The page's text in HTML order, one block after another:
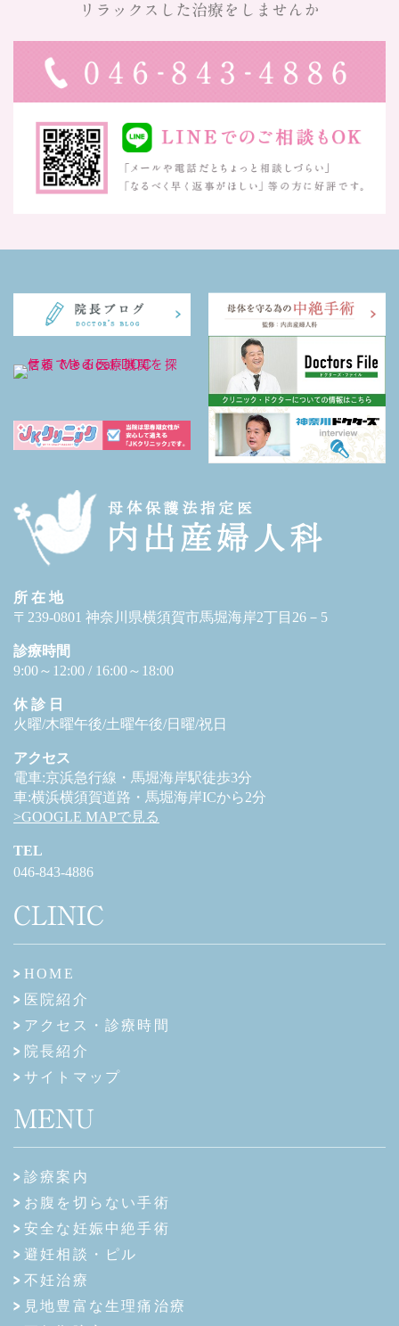
リラックスした治療をしませんか
所 在 地
〒239-0801 神奈川県横須賀市馬堀海岸2丁目26－5
診療時間
9:00～12:00 / 16:00～18:00
休 診 日
火曜/木曜午後/土曜午後/日曜/祝日
アクセス
電車:京浜急行線・馬堀海岸駅徒歩3分
車:横浜横須賀道路・馬堀海岸ICから2分
>GOOGLE MAPで見る
TEL
046-843-4886
CLINIC
HOME
医院紹介
アクセス・診療時間
院長紹介
サイトマップ
MENU
診療案内
お腹を切らない手術
安全な妊娠中絶手術
避妊相談・ピル
不妊治療
見地豊富な生理痛治療